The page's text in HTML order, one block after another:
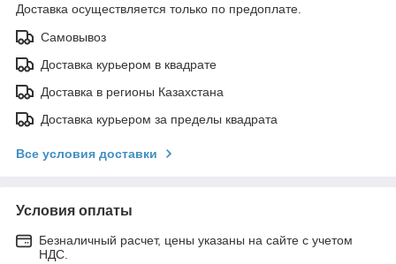
Доставка осуществляется только по предоплате.
Самовывоз
Доставка курьером в квадрате
Доставка в регионы Казахстана
Доставка курьером за пределы квадрата
Все условия доставки
Условия оплаты
Безналичный расчет, цены указаны на сайте с учетом
НДС.